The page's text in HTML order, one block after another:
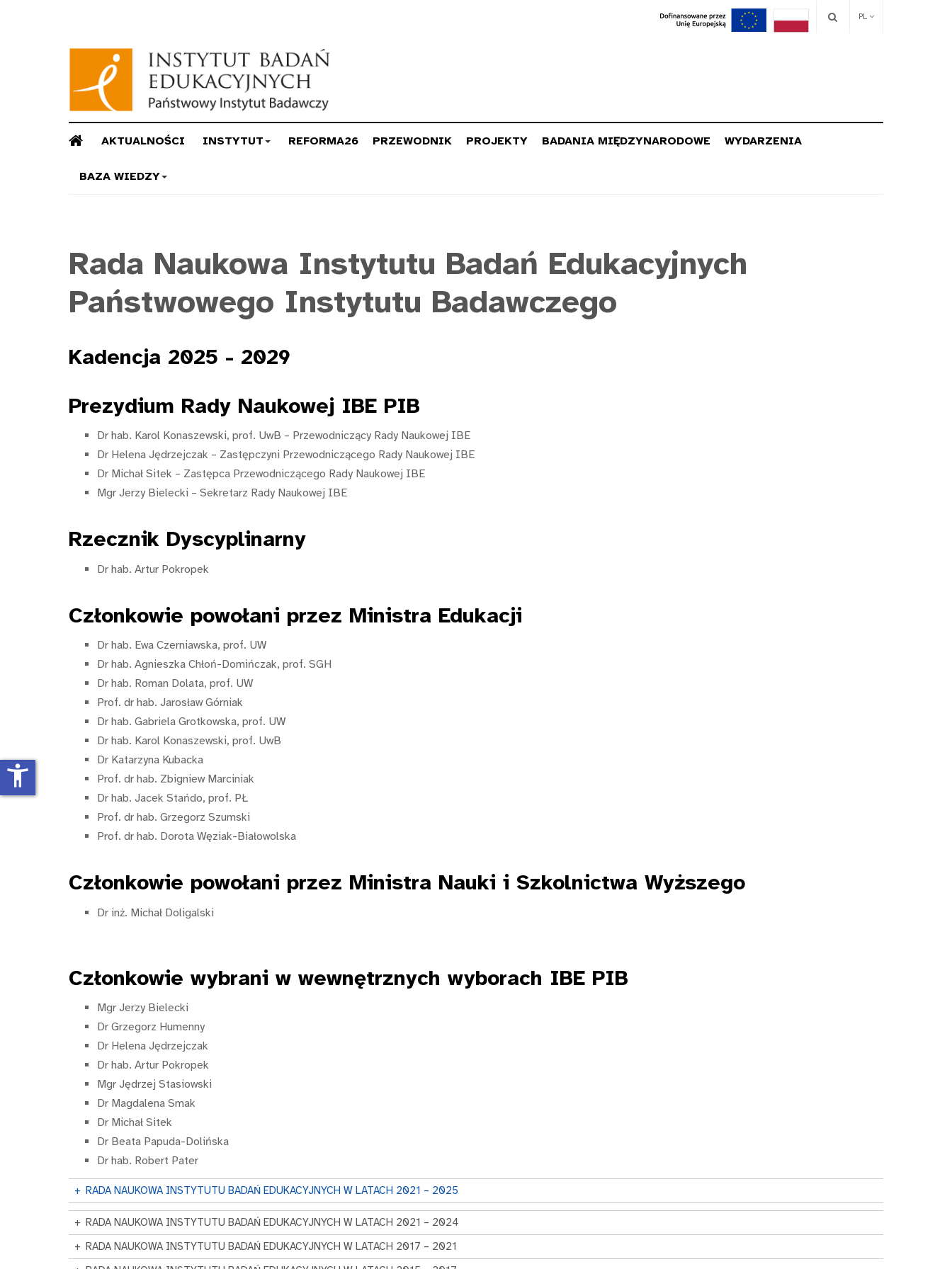
PL
AKTUALNOŚCI INSTYTUT REFORMA26 PRZEWODNIK PROJEKTY BADANIA MIĘDZYNARODOWE WYDARZENIA
BAZA WIEDZY
Rada Naukowa Instytutu Badań Edukacyjnych
Państwowego Instytutu Badawczego
Kadencja 2025 - 2029
Prezydium Rady Naukowej IBE PIB
Dr hab. Karol Konaszewski, prof. UwB – Przewodniczący Rady Naukowej IBE
Dr Helena Jędrzejczak – Zastępczyni Przewodniczącego Rady Naukowej IBE
Dr Michał Sitek – Zastępca Przewodniczącego Rady Naukowej IBE
Mgr Jerzy Bielecki – Sekretarz Rady Naukowej IBE
Rzecznik Dyscyplinarny
Dr hab. Artur Pokropek
Członkowie powołani przez Ministra Edukacji
Dr hab. Ewa Czerniawska, prof. UW
Dr hab. Agnieszka Chłoń-Domińczak, prof. SGH
Dr hab. Roman Dolata, prof. UW
Prof. dr hab. Jarosław Górniak
Dr hab. Gabriela Grotkowska, prof. UW
Dr hab. Karol Konaszewski, prof. UwB
Dr Katarzyna Kubacka
Prof. dr hab. Zbigniew Marciniak
Dr hab. Jacek Stańdo, prof. PŁ
Prof. dr hab. Grzegorz Szumski
Prof. dr hab. Dorota Węziak-Białowolska
Członkowie powołani przez Ministra Nauki i Szkolnictwa Wyższego
Dr inż. Michał Doligalski
Członkowie wybrani w wewnętrznych wyborach IBE PIB
Mgr Jerzy Bielecki
Dr Grzegorz Humenny
Dr Helena Jędrzejczak
Dr hab. Artur Pokropek
Mgr Jędrzej Stasiowski
Dr Magdalena Smak
Dr Michał Sitek
Dr Beata Papuda-Dolińska
Dr hab. Robert Pater
+ RADA NAUKOWA INSTYTUTU BADAŃ EDUKACYJNYCH W LATACH 2021 – 2025
+ RADA NAUKOWA INSTYTUTU BADAŃ EDUKACYJNYCH W LATACH 2021 – 2024
+ RADA NAUKOWA INSTYTUTU BADAŃ EDUKACYJNYCH W LATACH 2017 – 2021
accessibility_new